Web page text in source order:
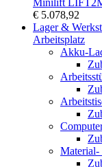
Minilift
€ 5.078,92
Lager &
Arbeitsplatz
Akku-
Material-